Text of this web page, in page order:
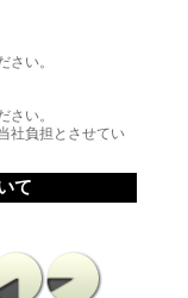
さい。
さい。
社負担とさせてい
て